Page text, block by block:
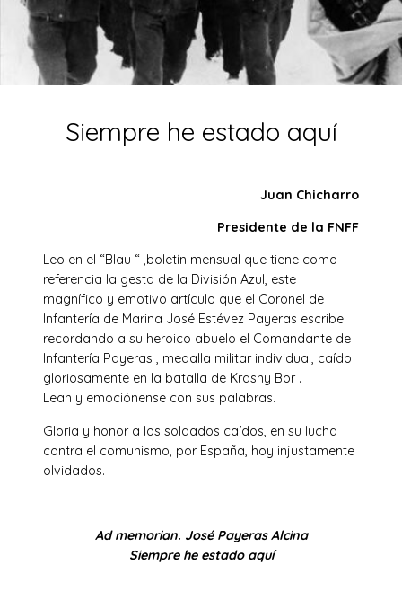
Siempre he estado aquí
Juan Chicharro
Presidente de la FNFF
Leo en el “Blau “ ,boletín mensual que tiene como
referencia la gesta de la División Azul, este
magnífico y emotivo artículo que el Coronel de
Infantería de Marina José Estévez Payeras escribe
recordando a su heroico abuelo el Comandante de
Infantería Payeras , medalla militar individual, caído
gloriosamente en la batalla de Krasny Bor .
Lean y emociónense con sus palabras.
Gloria y honor a los soldados caídos, en su lucha
contra el comunismo, por España, hoy injustamente
olvidados.
Ad memorian. José Payeras Alcina
Siempre he estado aquí